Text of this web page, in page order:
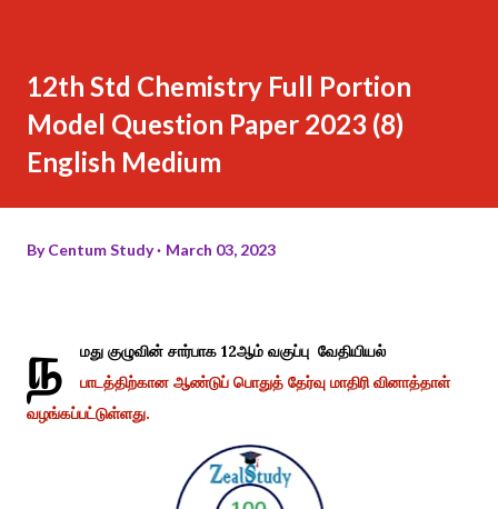
12th Std Chemistry Full Portion
Model Question Paper 2023 (8)
English Medium
ByCentum Study March 03, 2023
ந
மது குழுவின் சார்பாக 12ஆம் வகுப்பு வேதியியல்
பாடத்திற்கான ஆண்டுப் பொதுத் தேர்வு மாதிரி வினாத்தாள்
வழங்கப்பட்டுள்ளது.